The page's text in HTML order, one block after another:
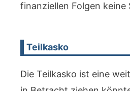
finanziellen Folgen keine
Teilkasko
Die Teilkasko ist eine